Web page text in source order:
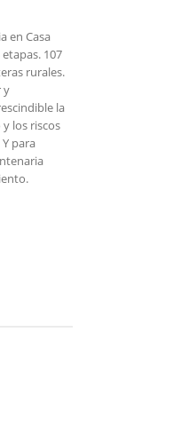
en Casa
107
rurales.
y
la
los riscos
para